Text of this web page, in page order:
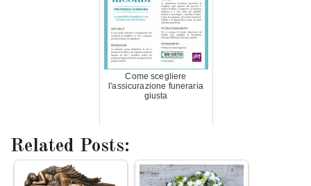
Come scegliere
l'assicurazione funeraria
giusta
Related Posts: